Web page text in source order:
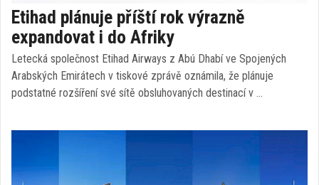
Etihad plánuje příští rok výrazně
expandovat i do Afriky
Letecká společnost Etihad Airways z Abú Dhabí ve Spojených
Arabských Emirátech v tiskové zprávě oznámila, že plánuje
podstatné rozšíření své sítě obsluhovaných destinací v …